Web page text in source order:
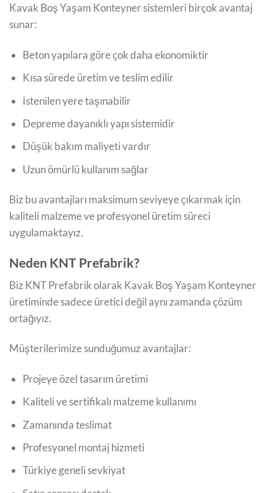
Kavak Boş Yaşam Konteyner sistemleri birçok avantaj
sunar:
Beton yapılara göre çok daha ekonomiktir
Kısa sürede üretim ve teslim edilir
İstenilen yere taşınabilir
Depreme dayanıklı yapı sistemidir
Düşük bakım maliyeti vardır
Uzun ömürlü kullanım sağlar
Biz bu avantajları maksimum seviyeye çıkarmak için
kaliteli malzeme ve profesyonel üretim süreci
uygulamaktayız.
Neden KNT Prefabrik?
Biz KNT Prefabrik olarak Kavak Boş Yaşam Konteyner
üretiminde sadece üretici değil aynı zamanda çözüm
ortağıyız.
Müşterilerimize sunduğumuz avantajlar:
Projeye özel tasarım üretimi
Kaliteli ve sertifikalı malzeme kullanımı
Zamanında teslimat
Profesyonel montaj hizmeti
Türkiye geneli sevkiyat